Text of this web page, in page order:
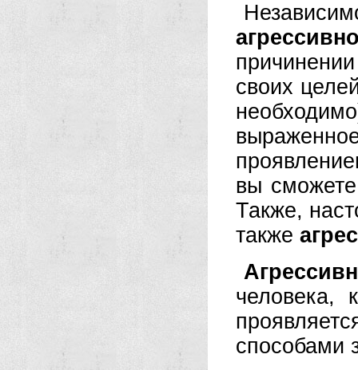
своих
вы
Также,
также
человека,
способами